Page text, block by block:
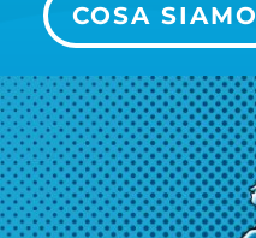
COSA SIAMO